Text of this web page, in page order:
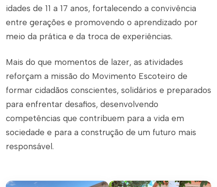
idades de 11 a 17 anos, fortalecendo a convivência
entre gerações e promovendo o aprendizado por
meio da prática e da troca de experiências.
Mais do que momentos de lazer, as atividades
reforçam a missão do Movimento Escoteiro de
formar cidadãos conscientes, solidários e preparados
para enfrentar desafios, desenvolvendo
competências que contribuem para a vida em
sociedade e para a construção de um futuro mais
responsável.